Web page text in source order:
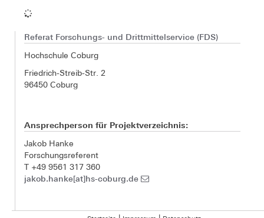
Referat Forschungs- und Drittmittelservice (FDS)
Hochschule Coburg
Friedrich-Streib-Str. 2
96450 Coburg
Ansprechperson für Projektverzeichnis:
Jakob Hanke
Forschungsreferent
T +49 9561 317 360
jakob.hanke[at]hs-coburg.de